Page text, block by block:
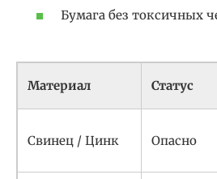
Бумага без токсичных
Материал Статус
Свинец / Цинк Опасно